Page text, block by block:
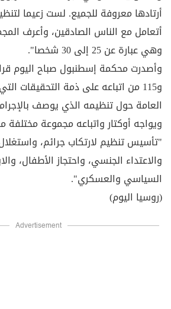
أرتادها معروفة للجميع. لست زعيما
أتعامل مع الناس الصادقين، وأعرف
وهي عبارة عن 25 إلى 30 شخصا".
وأصدرت محكمة إسطنبول صباح اليوم
و115 من اتباعه على ذمة التحقيقات
العامة حول تنظيمه الذي يوصف
ويواجه أوكتار واتباعه مجموعة مختلفة
"تأسيس تنظيم لارتكاب جرائم،
والاعتداء الجنسي، واحتجاز الأطفال،
السياسي والعسكري".
(روسيا اليوم)
Advertisement